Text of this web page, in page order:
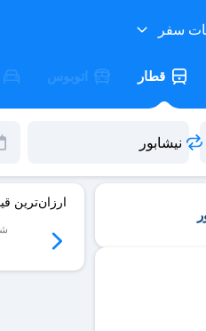
سفر
قطار اتوبوس
ارزان‌ترین